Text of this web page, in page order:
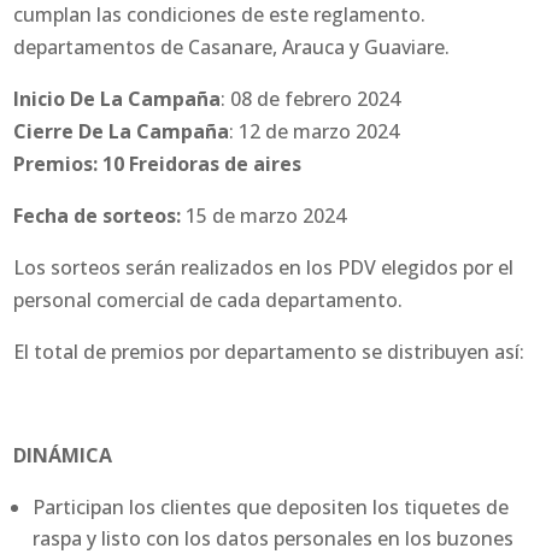
cumplan las condiciones de este reglamento.
departamentos de Casanare, Arauca y Guaviare.
Inicio De La Campaña: 08 de febrero 2024
Cierre De La Campaña: 12 de marzo 2024
Premios: 10 Freidoras de aires
Fecha de sorteos: 15 de marzo 2024
Los sorteos serán realizados en los PDV elegidos por el
personal comercial de cada departamento.
El total de premios por departamento se distribuyen así:
DINÁMICA
Participan los clientes que depositen los tiquetes de
raspa y listo con los datos personales en los buzones